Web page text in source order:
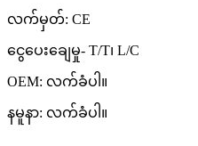
လက်မှတ်: CE
ငွေပေးချေမှု- T/T၊ L/C
OEM: လက်ခံပါ။
နမူနာ: လက်ခံပါ။